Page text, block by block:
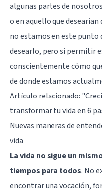
algunas partes de
o en aquello que desearían
no estamos en este punto
desearlo, pero si permitir
conscientemente cómo
de donde estamos
Artículo relacionado:
transformar tu vida en 6
Nuevas maneras de
vida
La vida no sigue un
tiempos para todos. No
encontrar una vocación,